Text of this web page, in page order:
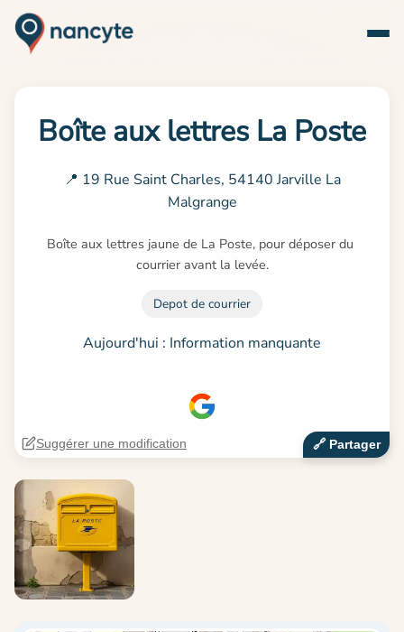
Boîte aux lettres La Poste
📍 19 Rue Saint Charles, 54140 Jarville La
Malgrange
Boîte aux lettres jaune de La Poste, pour déposer du
courrier avant la levée.
Depot de courrier
Aujourd'hui : Information manquante
🔗‍️ Partager
Suggérer une modification